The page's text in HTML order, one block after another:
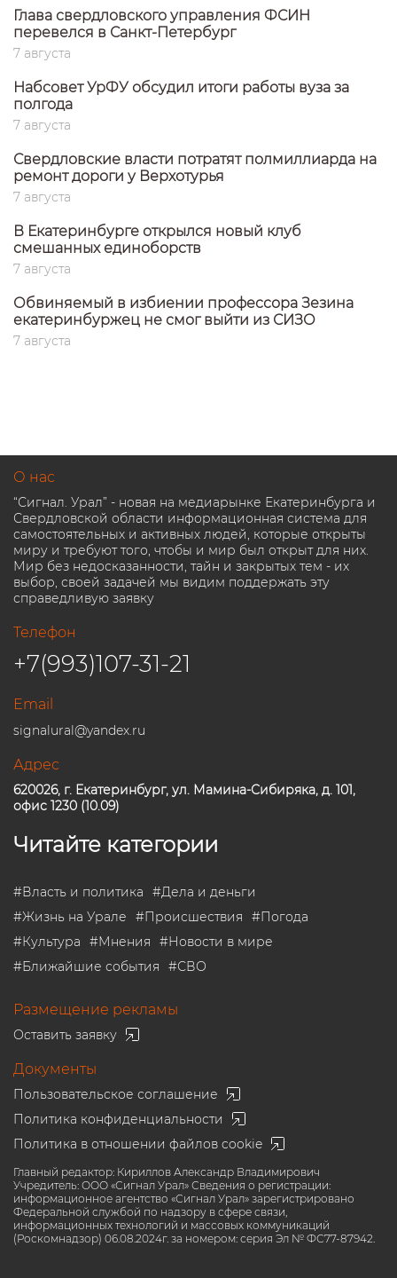
Глава свердловского управления ФСИН
перевелся в Санкт-Петербург
7 августа
Набсовет УрФУ обсудил итоги работы вуза за
полгода
7 августа
Свердловские власти потратят полмиллиарда на
ремонт дороги у Верхотурья
7 августа
В Екатеринбурге открылся новый клуб
смешанных единоборств
7 августа
Обвиняемый в избиении профессора Зезина
екатеринбуржец не смог выйти из СИЗО
7 августа
О нас
“Сигнал. Урал” - новая на медиарынке Екатеринбурга и
Свердловской области информационная система для
самостоятельных и активных людей, которые открыты
миру и требуют того, чтобы и мир был открыт для них.
Мир без недосказанности, тайн и закрытых тем - их
выбор, своей задачей мы видим поддержать эту
справедливую заявку
Телефон
+7(993)107-31-21
Email
signalural@yandex.ru
Адрес
620026, г. Екатеринбург, ул. Мамина-Сибиряка, д. 101,
офис 1230 (10.09)
Читайте категории
#Власть и политика #Дела и деньги
#Жизнь на Урале #Происшествия #Погода
#Культура #Мнения #Новости в мире
#Ближайшие события #СВО
Размещение рекламы
Оставить заявку
Документы
Пользовательское соглашение
Политика конфиденциальности
Политика в отношении файлов cookie
Главный редактор: Кириллов Александр Владимирович
Учредитель: ООО «Сигнал Урал» Сведения о регистрации:
информационное агентство «Сигнал Урал» зарегистрировано
Федеральной службой по надзору в сфере связи,
информационных технологий и массовых коммуникаций
(Роскомнадзор) 06.08.2024г. за номером: серия Эл № ФС77-87942.